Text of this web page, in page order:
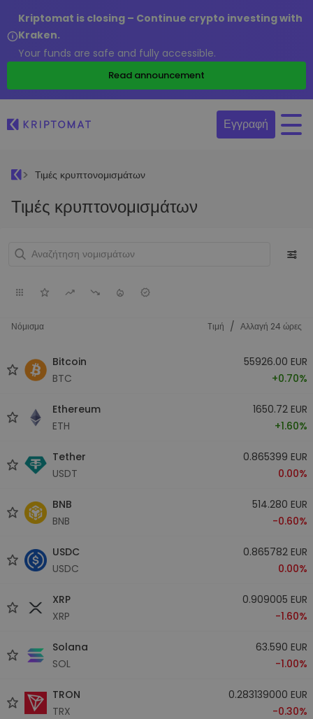
Kriptomat is closing – Continue crypto investing with
Kraken.
Your funds are safe and fully accessible.
Read announcement
Εγγραφή
Τιμές κρυπτονομισμάτων
Τιμές κρυπτονομισμάτων
Νόμισμα Tιμή / Αλλαγή 24 ώρες
Bitcoin
BTC
55926.00 EUR
+0.70%
Ethereum
ETH
1650.72 EUR
+1.60%
Tether
USDT
0.865399 EUR
0.00%
BNB
BNB
514.280 EUR
-0.60%
USDC
USDC
0.865782 EUR
0.00%
XRP
XRP
0.909005 EUR
-1.60%
Solana
SOL
63.590 EUR
-1.00%
TRON
TRX
0.283139000 EUR
-0.30%